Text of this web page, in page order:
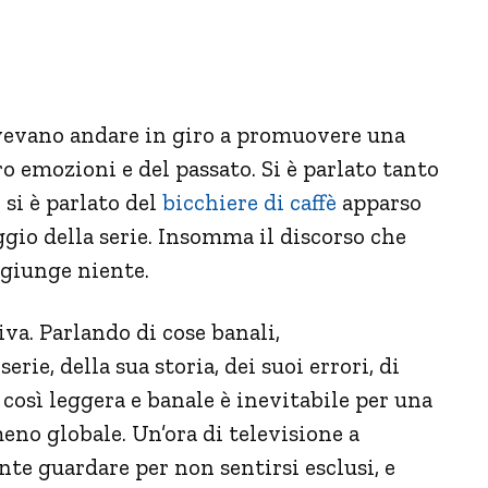
andare in giro a promuovere una
emozioni e del passato. Si è parlato tanto
si è parlato del bicchiere di caffè apparso
della serie. Insomma il discorso che
niente.
Parlando di cose banali,
della sua storia, dei suoi errori, di
leggera e banale è inevitabile per una
globale. Un’ora di televisione a
guardare per non sentirsi esclusi, e